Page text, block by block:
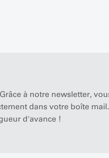
à notre newsletter,
dans votre boîte
d'avance !